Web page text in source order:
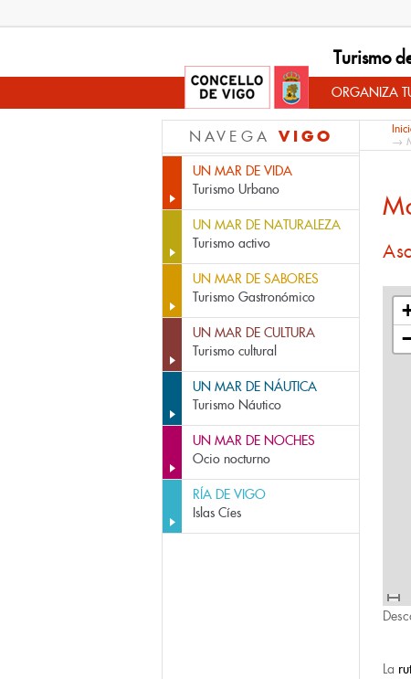
Turismo
ORGANIZA
NAVEGA VIGO
UN MAR DE VIDA
Turismo Urbano
UN MAR DE NATURALEZA
Turismo activo
UN MAR DE SABORES
Turismo Gastronómico
UN MAR DE CULTURA
Turismo cultural
UN MAR DE NÁUTICA
Turismo Náutico
UN MAR DE NOCHES
Ocio nocturno
RÍA DE VIGO
Islas Cíes
→
La